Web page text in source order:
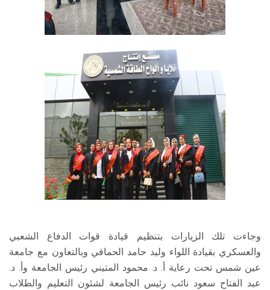
وجاءت تلك الزيارات بتنظيم قيادة قوات الدفاع الشعبي
والعسكري بقيادة اللواء وليد حامد الحماقي وبالتعاون مع جامعة
عين شمس تحت رعاية أ. د. محمود المتيني رئيس الجامعة وأ. د.
عبد الفتاح سعود نائب رئيس الجامعة لشئون التعليم والطلاب